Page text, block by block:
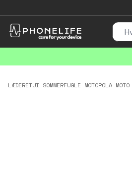
LÆDERETUI SOMMERFUGLE MOTOROLA